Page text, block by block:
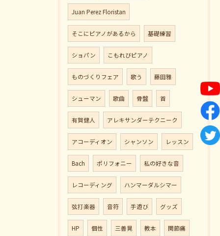
Juan Perez Floristan
そこにピアノがあるから 基礎練習
ショパン こもれびピアノ
ものづくりフェア 歌う 藤田雅
シューマン 歌曲 骨盤 首
有賀健人 アレキサンダーテクニーク
アコーディオン シャンソン レッスン
Bach ポリフォニー 私の好きな音
レコーディング ハンマーダルシマー
弦打楽器 音符 手遊び グッズ
HP 個性 三善晃 教本 関節痛